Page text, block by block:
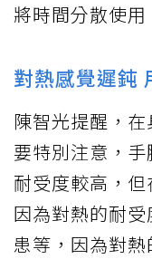
將時間分散使用
對熱感覺遲鈍
陳智光提醒，
要特別注意，
耐受度較高，但
因為對熱的耐
患等，因為對